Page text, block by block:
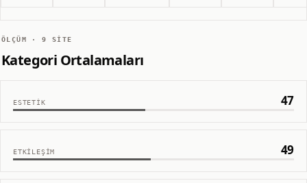
ÖLÇÜM ·9 SITE
Kategori Ortalamaları
ESTETIK 47
ETKILEŞIM 49